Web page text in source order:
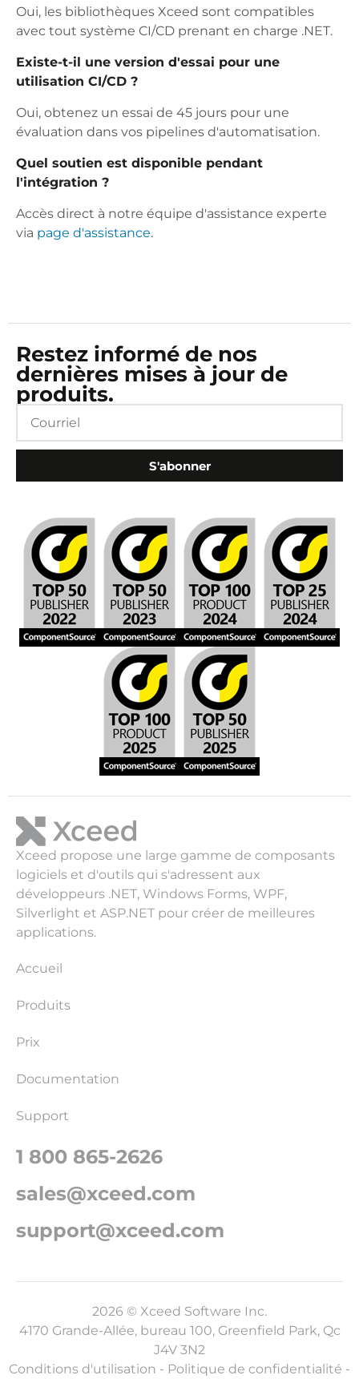
Oui, les bibliothèques Xceed sont compatibles
avec tout système CI/CD prenant en charge .NET.
Existe-t-il une version d'essai pour une
utilisation CI/CD ?
Oui, obtenez un essai de 45 jours pour une
évaluation dans vos pipelines d'automatisation.
Quel soutien est disponible pendant
l'intégration ?
Accès direct à notre équipe d'assistance experte
via page d'assistance.
Restez informé de nos
dernières mises à jour de
produits.
S'abonner
Xceed propose une large gamme de composants
logiciels et d'outils qui s'adressent aux
développeurs .NET, Windows Forms, WPF,
Silverlight et ASP.NET pour créer de meilleures
applications.
Accueil
Produits
Prix
Documentation
Support
1 800 865-2626
sales@xceed.com
support@xceed.com
2026 © Xceed Software Inc.
4170 Grande-Allée, bureau 100, Greenfield Park, Qc
J4V 3N2
Conditions d'utilisation - Politique de confidentialité -